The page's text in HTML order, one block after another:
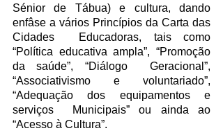
Sénior de Tábua) e cultura, dando
enfâse a vários Princípios da Carta das
Cidades  Educadoras, tais como
“Política educativa ampla”, “Promoção
da saúde”, “Diálogo  Geracional”,
“Associativismo e voluntariado”,
“Adequação dos equipamentos e
serviços  Municipais” ou ainda ao
“Acesso à Cultura”.